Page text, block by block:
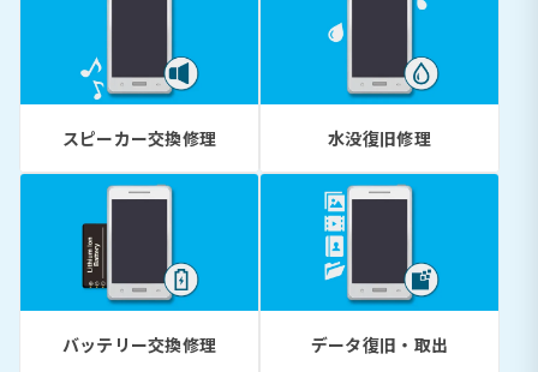
スピーカー交換修理 水没復旧修理
バッテリー交換修理 データ復旧・取出